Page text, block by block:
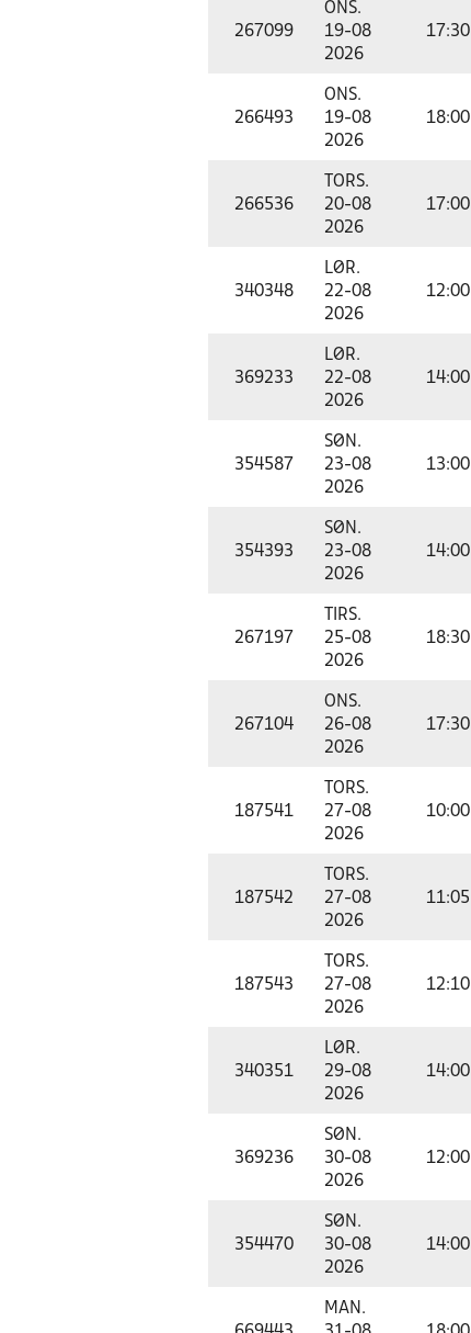
267099
ONS.
19-08
2026
17:30
266493
ONS.
19-08
2026
18:00
266536
TORS.
20-08
2026
17:00
340348
LØR.
22-08
2026
12:00
369233
LØR.
22-08
2026
14:00
354587
SØN.
23-08
2026
13:00
354393
SØN.
23-08
2026
14:00
267197
TIRS.
25-08
2026
18:30
267104
ONS.
26-08
2026
17:30
187541
TORS.
27-08
2026
10:00
187542
TORS.
27-08
2026
11:05
187543
TORS.
27-08
2026
12:10
340351
LØR.
29-08
2026
14:00
369236
SØN.
30-08
2026
12:00
354470
SØN.
30-08
2026
14:00
MAN.